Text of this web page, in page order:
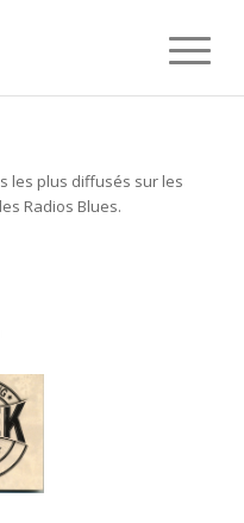
les plus diffusés sur les
Radios Blues.